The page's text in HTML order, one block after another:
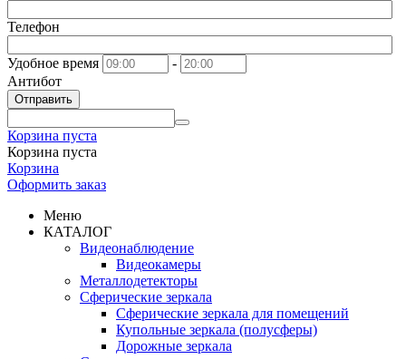
Телефон
Удобное время
-
Антибот
Отправить
Корзина пуста
Корзина пуста
Корзина
Оформить заказ
Меню
КАТАЛОГ
Видеонаблюдение
Видеокамеры
Металлодетекторы
Сферические зеркала
Сферические зеркала для помещений
Купольные зеркала (полусферы)
Дорожные зеркала